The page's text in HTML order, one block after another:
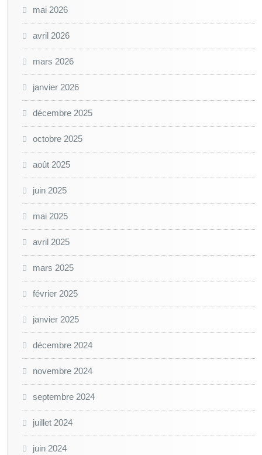
mai 2026
avril 2026
mars 2026
janvier 2026
décembre 2025
octobre 2025
août 2025
juin 2025
mai 2025
avril 2025
mars 2025
février 2025
janvier 2025
décembre 2024
novembre 2024
septembre 2024
juillet 2024
juin 2024